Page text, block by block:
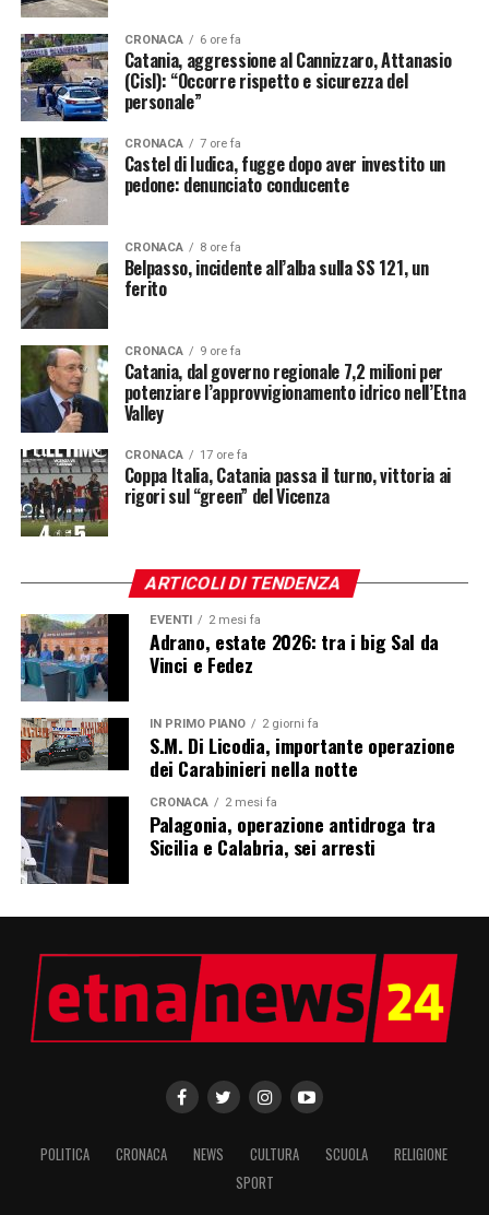
CRONACA 6 ore fa
Catania, aggressione al Cannizzaro, Attanasio
(Cisl): “Occorre rispetto e sicurezza del
personale”
CRONACA 7 ore fa
Castel di Iudica, fugge dopo aver investito un
pedone: denunciato conducente
CRONACA 8 ore fa
Belpasso, incidente all’alba sulla SS 121, un
ferito
CRONACA 9 ore fa
Catania, dal governo regionale 7,2 milioni per
potenziare l’approvvigionamento idrico nell’Etna
Valley
CRONACA 17 ore fa
Coppa Italia, Catania passa il turno, vittoria ai
rigori sul “green” del Vicenza
ARTICOLI DI TENDENZA
EVENTI 2 mesi fa
Adrano, estate 2026: tra i big Sal da
Vinci e Fedez
IN PRIMO PIANO 2 giorni fa
S.M. Di Licodia, importante operazione
dei Carabinieri nella notte
CRONACA 2 mesi fa
Palagonia, operazione antidroga tra
Sicilia e Calabria, sei arresti
POLITICA CRONACA NEWS CULTURA SCUOLA
RELIGIONE
SPORT